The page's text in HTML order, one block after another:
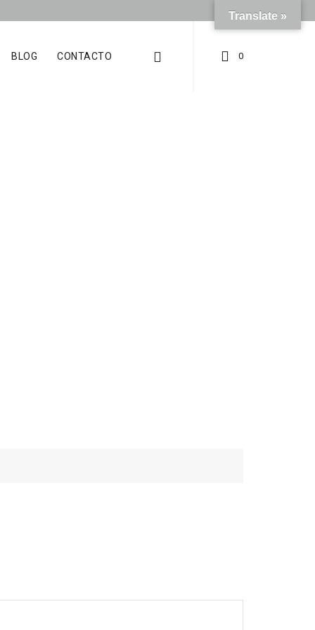
BLOG CONTACTO 0
Translate »